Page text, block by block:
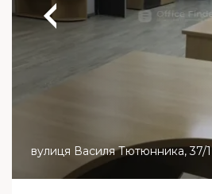
вулиця Василя Тютюнника, 37/1